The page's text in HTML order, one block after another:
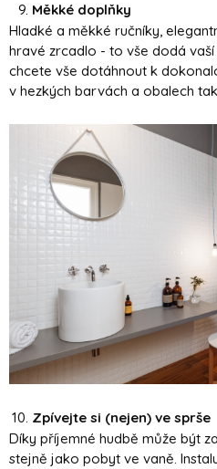
Měkké doplňky
Hladké a měkké ručníky,
hravé zrcadlo - to vše dodá
chcete vše dotáhnout k
v hezkých barvách a obalech
Zpívejte si (nejen) ve sprše
Díky příjemné hudbě může být
stejně jako pobyt ve vaně.